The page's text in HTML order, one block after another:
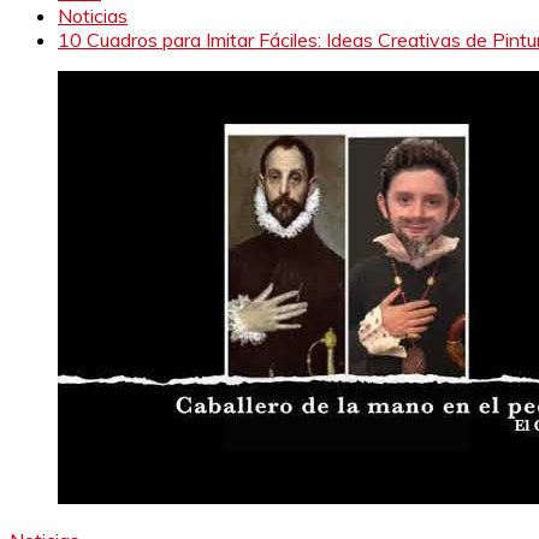
Noticias
10 Cuadros para Imitar Fáciles: Ideas Creativas de